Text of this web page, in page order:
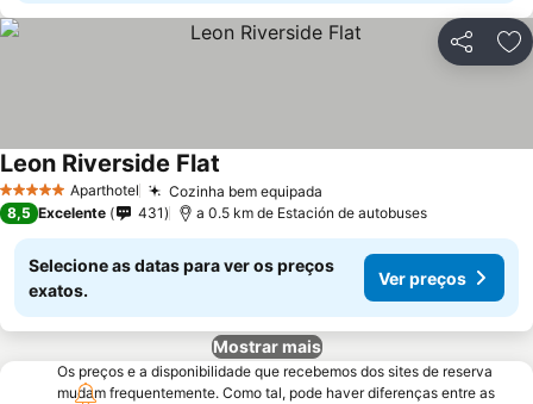
Partilhar
5 Estrelas Aparthotel Cozinha bem equipada
Leon Riverside Flat
8,5 Excelente 431 a 0.5 km de Estación de autobuses
Selecione as datas para ver os preços
exatos.
Ver preços
Mostrar mais
Os preços e a disponibilidade que recebemos dos sites de reserva
mudam frequentemente. Como tal, pode haver diferenças entre as